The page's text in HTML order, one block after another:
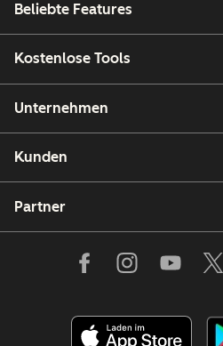
Beliebte Features
Kostenlose Tools
Unternehmen
Kunden
Partner